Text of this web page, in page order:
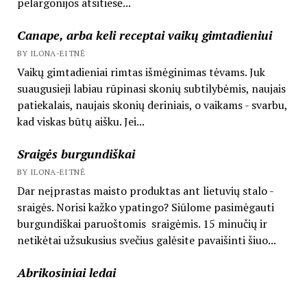
Canape, arba keli receptai vaikų gimtadieniui
BY ILONA-EITNĖ
Vaikų gimtadieniai rimtas išmėginimas tėvams. Juk
suaugusieji labiau rūpinasi skonių subtilybėmis, naujais
patiekalais, naujais skonių deriniais, o vaikams - svarbu,
kad viskas būtų aišku. Jei...
Sraigės burgundiškai
BY ILONA-EITNĖ
Dar neįprastas maisto produktas ant lietuvių stalo -
sraigės. Norisi kažko ypatingo? Siūlome pasimėgauti
burgundiškai paruoštomis sraigėmis. 15 minučių ir
netikėtai užsukusius svečius galėsite pavaišinti šiuo...
Abrikosiniai ledai